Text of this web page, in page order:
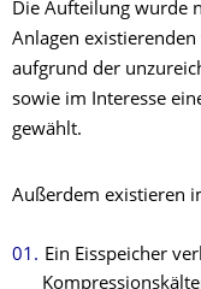
Die Aufteilung wurde
Anlagen
aufgrund der
sowie im Interesse
gewählt.
Außerdem existieren
Ein Eisspeicher